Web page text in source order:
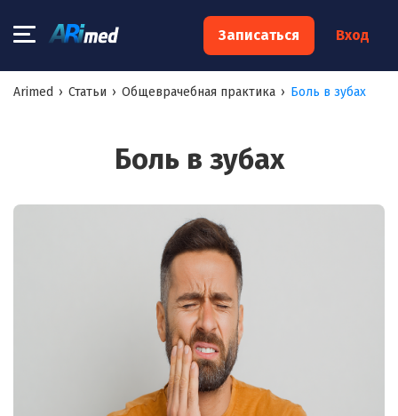
Записаться Вход
Arimed › Статьи › Общеврачебная практика › Боль в зубах
Боль в зубах
×
Запишитесь на консультацию к
обработку моих персональных данных